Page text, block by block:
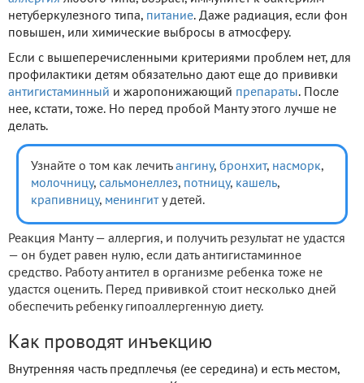
нетуберкулезного типа, питание. Даже радиация, если фон
повышен, или химические выбросы в атмосферу.
Если с вышеперечисленными критериями проблем нет, для
профилактики детям обязательно дают еще до прививки
антигистаминный и жаропонижающий препараты. После
нее, кстати, тоже. Но перед пробой Манту этого лучше не
делать.
Узнайте о том как лечить ангину, бронхит, насморк,
молочницу, сальмонеллез, потницу, кашель,
крапивницу, менингиту детей.
Реакция Манту — аллергия, и получить результат не удастся
— он будет равен нулю, если дать антигистаминное
средство. Работу антител в организме ребенка тоже не
удастся оценить. Перед прививкой стоит несколько дней
обеспечить ребенку гипоаллергенную диету.
Как проводят инъекцию
Внутренняя часть предплечья (ее середина) и есть местом,